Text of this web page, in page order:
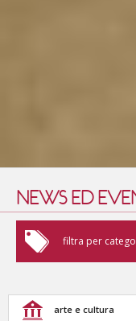
NEWS ED
filtra per
arte e cultura
arte e cultura